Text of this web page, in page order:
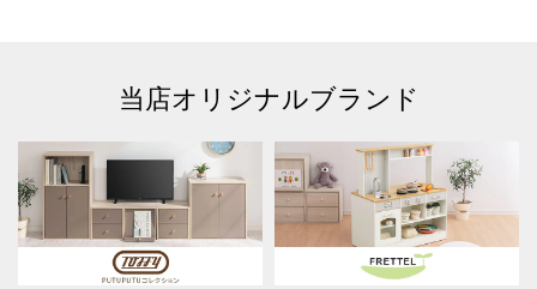
当店オリジナルブランド